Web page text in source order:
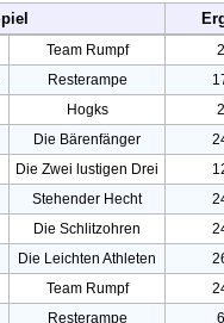
Team Rumpf
Resterampe
Hogks
Die Bärenfänger
Die Zwei lustigen Drei
Stehender Hecht
Die Schlitzohren
Die Leichten Athleten
Team Rumpf
Resterampe
6